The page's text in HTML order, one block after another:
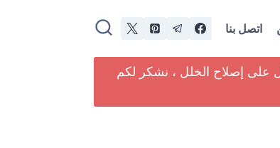
اتصل بنا
على إصلاح الخلل ، نشكر لكم